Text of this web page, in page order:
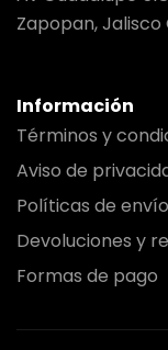
Zapopan, Jalisco
Información
Términos y
Aviso de
Políticas de envío
Devoluciones y
Formas de pago